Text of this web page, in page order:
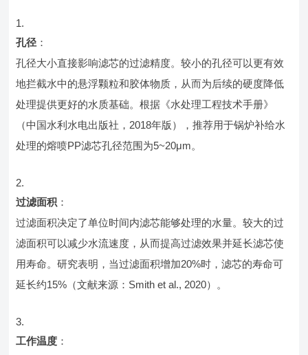
孔径 ：
孔径大小直接影响滤芯的过滤精度。较小的孔径可以更有效
地拦截水中的悬浮颗粒和胶体物质，从而为后续的硬度降低
处理提供更好的水质基础。根据《水处理工程技术手册》
（中国水利水电出版社，2018年版），推荐用于锅炉补给水
处理的熔喷PP滤芯孔径范围为5~20μm。
过滤面积 ：
过滤面积决定了单位时间内滤芯能够处理的水量。较大的过
滤面积可以减少水流速度，从而提高过滤效果并延长滤芯使
用寿命。研究表明，当过滤面积增加20%时，滤芯的寿命可
延长约15%（文献来源：Smith et al., 2020）。
工作温度 ：